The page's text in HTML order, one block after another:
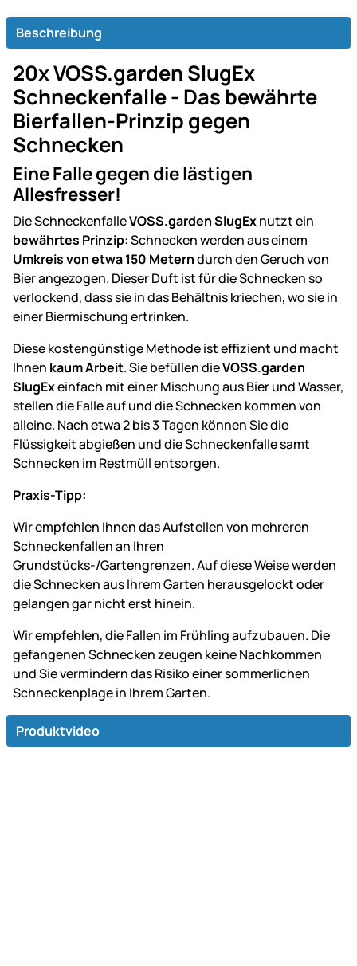
Beschreibung
20x VOSS.garden SlugEx
Schneckenfalle - Das bewährte
Bierfallen-Prinzip gegen
Schnecken
Eine Falle gegen die lästigen
Allesfresser!
Die SchneckenfalleVOSS.garden SlugExnutzt ein
bewährtes Prinzip: Schnecken werden aus einem
Umkreis von etwa 150 Meterndurch den Geruch von
Bier angezogen. Dieser Duft ist für die Schnecken so
verlockend, dass sie in das Behältnis kriechen, wo sie in
einer Biermischung ertrinken.
Diese kostengünstige Methode ist effizient und macht
Ihnen kaum Arbeit. Sie befüllen dieVOSS.garden
SlugExeinfach mit einer Mischung aus Bier und Wasser,
stellen die Falle auf und die Schnecken kommen von
alleine. Nach etwa 2 bis 3 Tagen können Sie die
Flüssigkeit abgießen und die Schneckenfalle samt
Schnecken im Restmüll entsorgen.
Praxis-Tipp:
Wir empfehlen Ihnen das Aufstellen von mehreren
Schneckenfallen an Ihren
Grundstücks-/Gartengrenzen. Auf diese Weise werden
die Schnecken aus Ihrem Garten herausgelockt oder
gelangen gar nicht erst hinein.
Wir empfehlen, die Fallen im Frühling aufzubauen. Die
gefangenen Schnecken zeugen keine Nachkommen
und Sie vermindern das Risiko einer sommerlichen
Schneckenplage in Ihrem Garten.
Produktvideo